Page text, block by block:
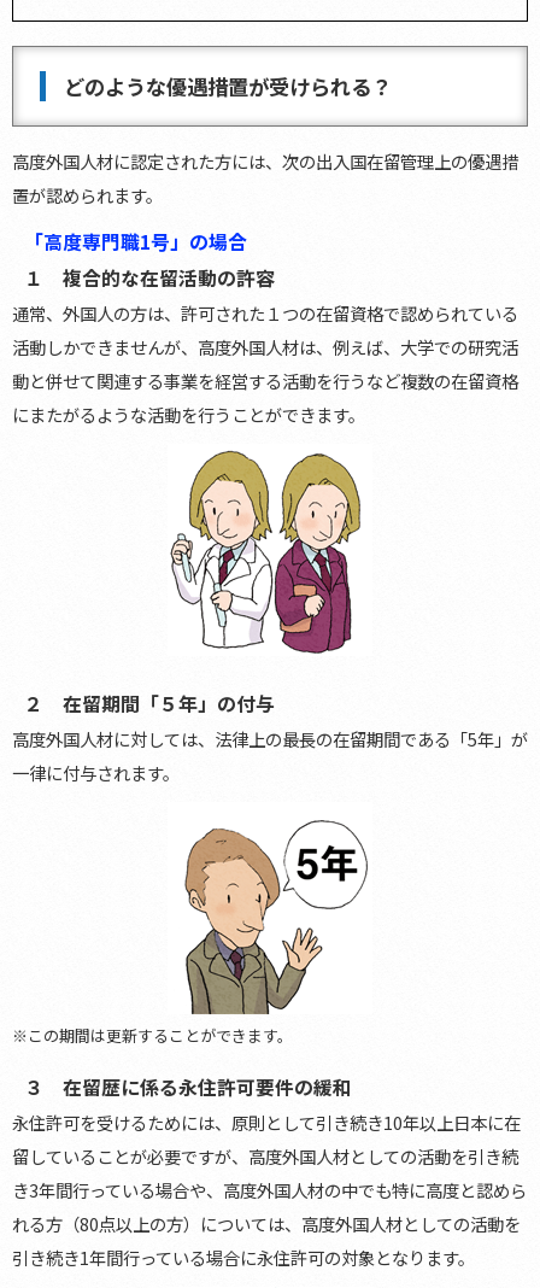
どのような優遇措置が受けられる？
高度外国人材に認定された方には、次の出入国在留管理上の優遇措
置が認められます。
「高度専門職1号」の場合
１ 複合的な在留活動の許容
通常、外国人の方は、許可された１つの在留資格で認められている
活動しかできませんが、高度外国人材は、例えば、大学での研究活
動と併せて関連する事業を経営する活動を行うなど複数の在留資格
にまたがるような活動を行うことができます。
２ 在留期間「５年」の付与
高度外国人材に対しては、法律上の最長の在留期間である「5年」が
一律に付与されます。
※この期間は更新することができます。
３ 在留歴に係る永住許可要件の緩和
永住許可を受けるためには、原則として引き続き10年以上日本に在
留していることが必要ですが、高度外国人材としての活動を引き続
き3年間行っている場合や、高度外国人材の中でも特に高度と認めら
れる方（80点以上の方）については、高度外国人材としての活動を
引き続き1年間行っている場合に永住許可の対象となります。